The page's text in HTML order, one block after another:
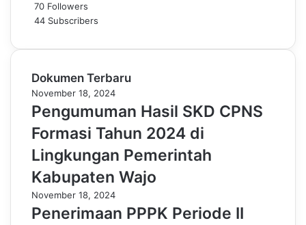
70 Followers
44 Subscribers
Dokumen Terbaru
November 18, 2024
Pengumuman Hasil SKD CPNS
Formasi Tahun 2024 di
Lingkungan Pemerintah
Kabupaten Wajo
November 18, 2024
Penerimaan PPPK Periode II